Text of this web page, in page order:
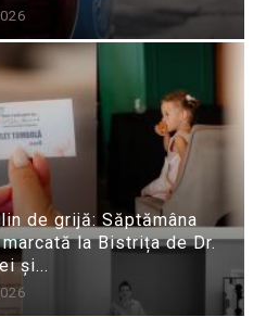
de grijă: Săptămâna
la Bistrița de Dr.
și...